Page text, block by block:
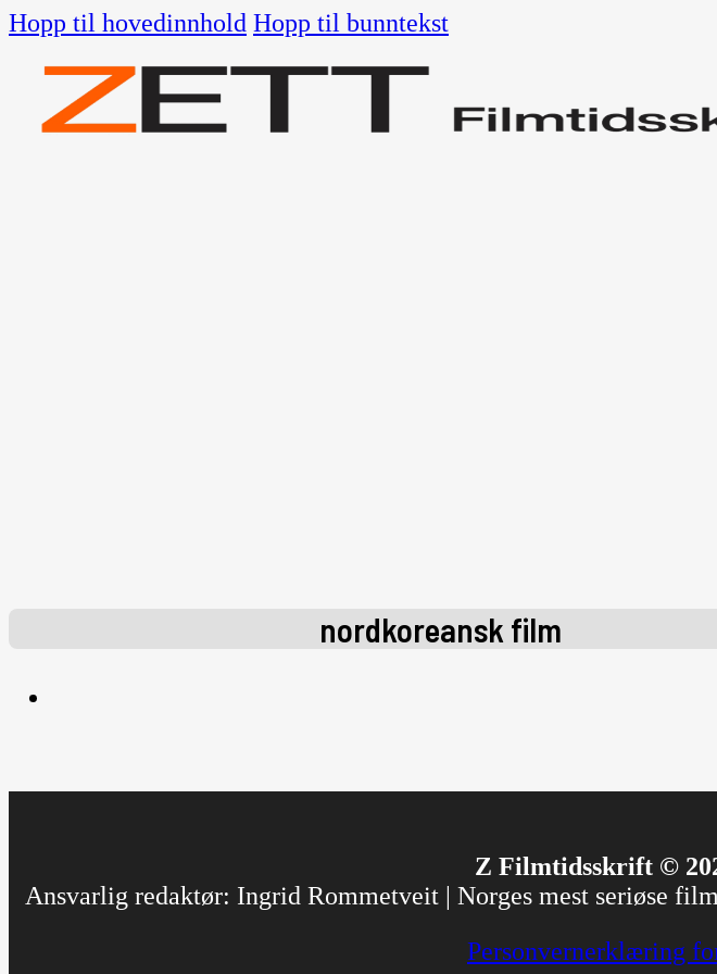
Hopp til hovedinnhold Hopp til bunntekst
nordkoreansk film
Z Filmtidsskrift ©
Ansvarlig redaktør: Ingrid Rommetveit | Norges mest seriøse
Personvernerklæring